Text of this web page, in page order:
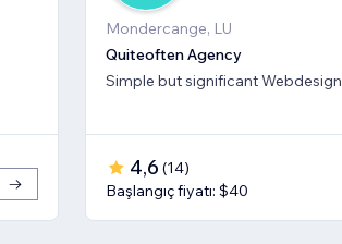
Mondercange, LU
Quiteoften Agency
Simple but significant Webdesign
4,6 (14)
Başlangıç fiyatı: $40